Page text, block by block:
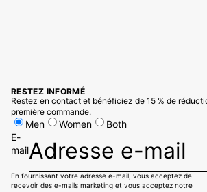
RESTEZ INFORMÉ
Restez en contact et bénéficiez de 15 % de
première commande.
Men Women
Both
E-
mail
En fournissant votre adresse e-mail, vous acceptez de
recevoir des e-mails marketing et vous acceptez notre